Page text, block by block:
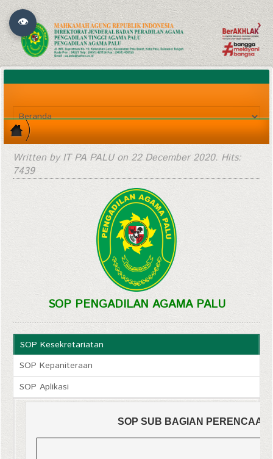
Written by IT PA PALU on 22 December 2020. Hits:
7439
SOP PENGADILAN AGAMA PALU
SOP Kesekretariatan
SOP Kepaniteraan
SOP Aplikasi
SOP SUB BAGIAN
👁